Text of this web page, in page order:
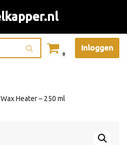
0
Inloggen
Heater – 250 ml